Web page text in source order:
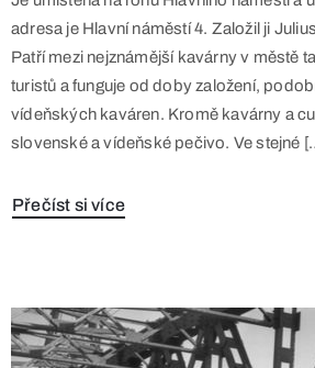
adresa je Hlavní náměstí 4. Založil ji
Patří mezi nejznámější kavárny v městě
turistů a funguje od doby založení,
vídeňských kaváren. Kromě kavárny a
slovenské a vídeňské pečivo. Ve stejné
Přečíst si více